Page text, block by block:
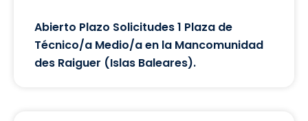
Abierto Plazo Solicitudes 1 Plaza de
Técnico/a Medio/a en la Mancomunidad
des Raiguer (Islas Baleares).